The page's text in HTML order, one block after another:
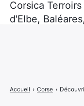
Accueil › Corse ›
Corsica
d'Elbe,
Mentions légales